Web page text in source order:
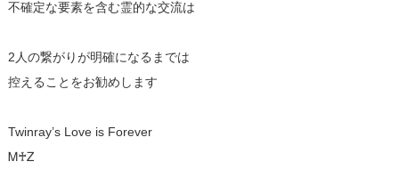
不確定な要素を含む霊的な交流は
2人の繋がりが明確になるまでは
控えることをお勧めします
Twinray’s Love is Forever
Ꮇ♰Ꮓ